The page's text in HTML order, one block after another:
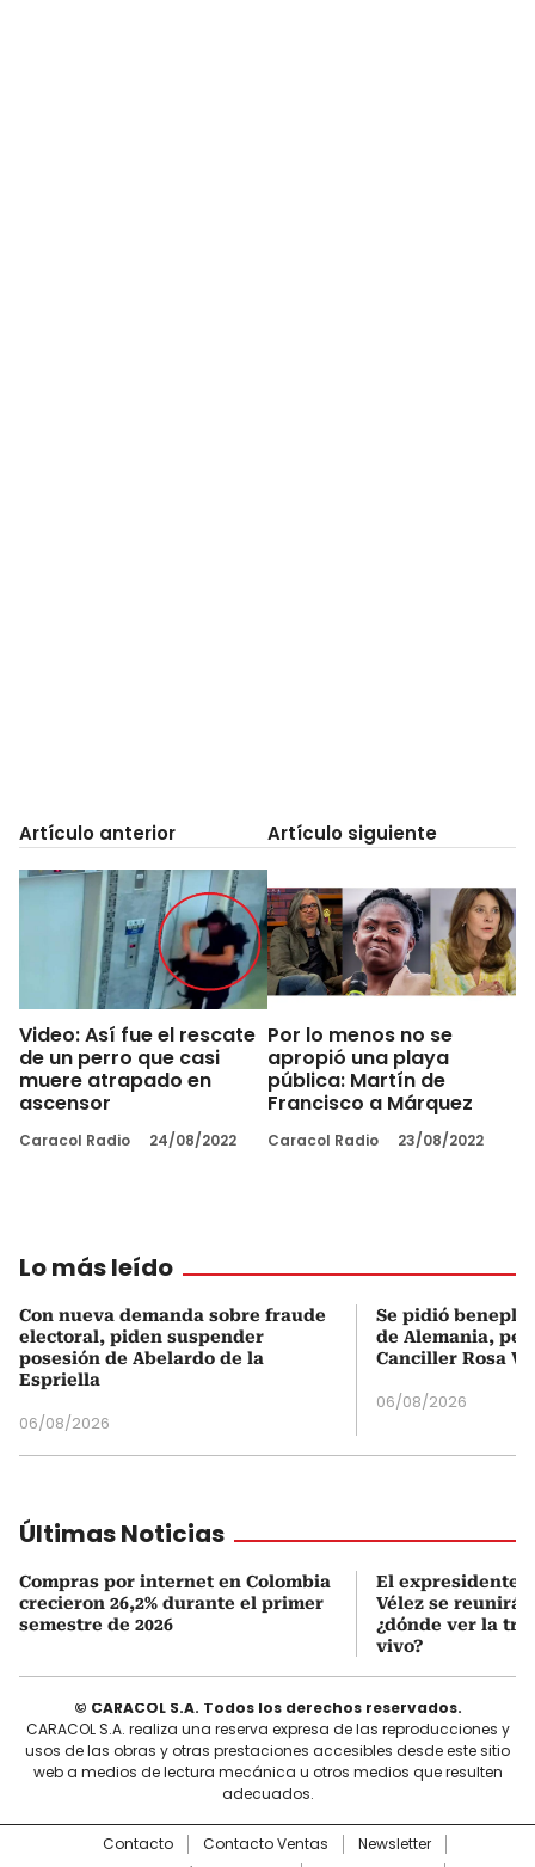
Artículo anterior
Video: Así fue el rescate
de un perro que casi
muere atrapado en
ascensor
Caracol Radio 24/08/2022
Artículo siguiente
Por lo menos no se
apropió una playa
pública: Martín de
Francisco a Márquez
Caracol Radio 23/08/2022
Lo más leído
Con nueva demanda sobre fraude
electoral, piden suspender
posesión de Abelardo de la
Espriella
06/08/2026
Se pidió
de Alemania,
Canciller Rosa
06/08/2026
Últimas Noticias
Compras por internet en Colombia
crecieron 26,2% durante el primer
semestre de 2026
El expresidente
Vélez se reunirá
¿dónde ver la
vivo?
© CARACOL S.A. Todos los derechos reservados.
CARACOL S.A. realiza una reserva expresa de las reproducciones y
usos de las obras y otras prestaciones accesibles desde este sitio
web a medios de lectura mecánica u otros medios que resulten
adecuados.
Contacto Contacto Ventas
Newsletter